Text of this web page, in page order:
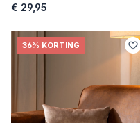
€ 29,95
36% KORTING